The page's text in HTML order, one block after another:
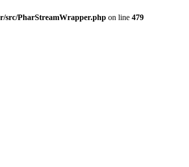
src/PharStreamWrapper.php on line 479